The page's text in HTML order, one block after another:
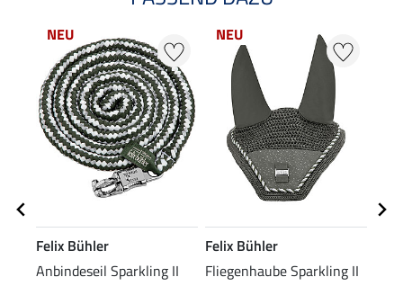
NEU
Felix Bühler
Anbindeseil Sparkling II
NEU
Felix Bühler
Fliegenhaube Sparkling II